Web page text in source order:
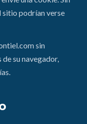
sitio podrían verse
sin
su navegador,